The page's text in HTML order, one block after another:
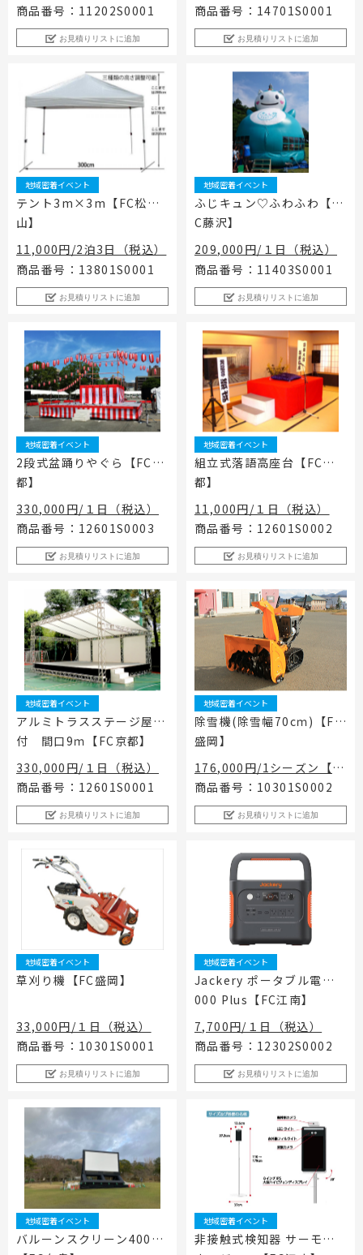
商品番号：11202S0001
お見積りリストに追加
商品番号：14701S0001
お見積りリストに追加
地域密着イベント
テント3m×3m【FC松
山】
11,000円/2泊3日（税込）
商品番号：13801S0001
お見積りリストに追加
地域密着イベント
ふじキュン♡ふわふわ【F
C藤沢】
209,000円/１日（税込）
商品番号：11403S0001
お見積りリストに追加
地域密着イベント
2段式盆踊りやぐら【FC京
都】
330,000円/１日（税込）
商品番号：12601S0003
お見積りリストに追加
地域密着イベント
組立式落語高座台【FC京
都】
11,000円/１日（税込）
商品番号：12601S0002
お見積りリストに追加
地域密着イベント
アルミトラスステージ屋根
付 間口9ｍ【FC京都】
330,000円/１日（税込）
商品番号：12601S0001
お見積りリストに追加
地域密着イベント
除雪機(除雪幅70cｍ)【FC
盛岡】
176,000円/1シーズン【3
ヶ月】（税込）
商品番号：10301S0002
お見積りリストに追加
地域密着イベント
草刈り機【FC盛岡】
33,000円/１日（税込）
商品番号：10301S0001
お見積りリストに追加
地域密着イベント
Jackery ポータブル電源 1
000 Plus【FC江南】
7,700円/１日（税込）
商品番号：12302S0002
お見積りリストに追加
地域密着イベント
バルーンスクリーン400
地域密着イベント
非接触式検知器 サーモマ